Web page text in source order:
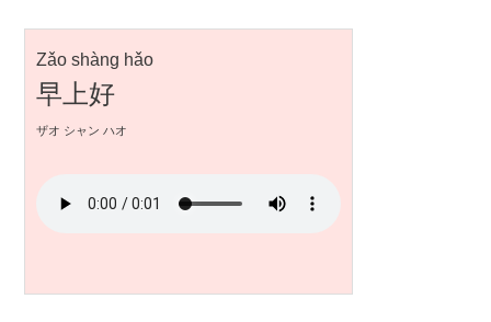
Zǎo shàng hǎo
早上好
ザオ シャン ハオ